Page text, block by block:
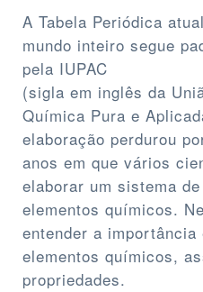
A Tabela Periódica
mundo inteiro segue
pela IUPAC
(sigla em inglês da
Química Pura e
elaboração perdurou
anos em que vários
elaborar um sistema
elementos químicos.
entender a
elementos químicos,
propriedades.